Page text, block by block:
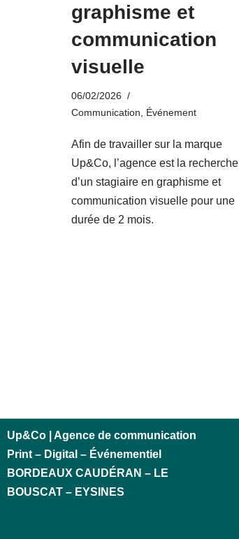
graphisme et
communication
visuelle
06/02/2026
Communication
Événement
Afin de travailler sur la marque
Up&Co, l’agence est la recherche
d’un stagiaire en graphisme et
communication visuelle pour une
durée de 2 mois.
Up&Co | Agence de communication
Print – Digital – Événementiel
BORDEAUX CAUDÉRAN – LE
BOUSCAT – EYSINES